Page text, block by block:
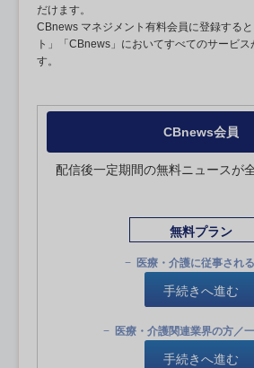
だけます。
CBnews マネジメント有料会員に登録する
ト」「CBnews」においてすべてのサービス
す。
CBnews会員
配信後一定期間の無料ニュースが
無料プラン
医療・介護に従事され
手続きへ進む
医療・介護関連業界の方／
手続きへ進む